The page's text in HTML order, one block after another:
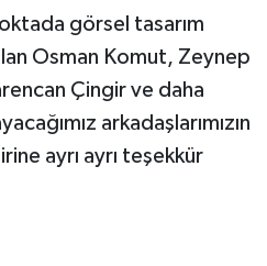
görsel tasarım
Osman Komut, Zeynep
Çingir ve daha
arkadaşlarımızın
ayrı ayrı teşekkür